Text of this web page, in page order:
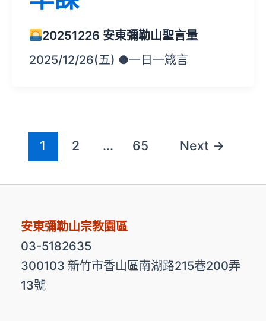
20251226 安東彌勒山聖言量
2025/12/26(五) ●一日一箴言
1 2 ... 65 Next →
安東彌勒山宗教園區
03-5182635
300103 新竹市香山區南湖路215巷200弄
13號